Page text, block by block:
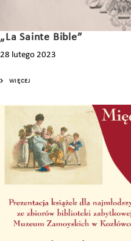
„La Sainte Bible”
28 lutego 2023
WIĘCEJ